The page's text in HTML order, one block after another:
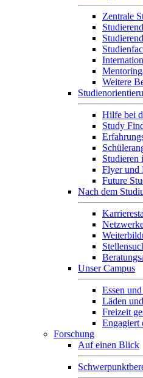
Zentrale
Weitere
Hilfe bei
Study
Studieren
Flyer und
Future
Nach dem
Unser Campus
Essen
Läden
Freizeit
Engagiert
Forschung
Auf einen Blick